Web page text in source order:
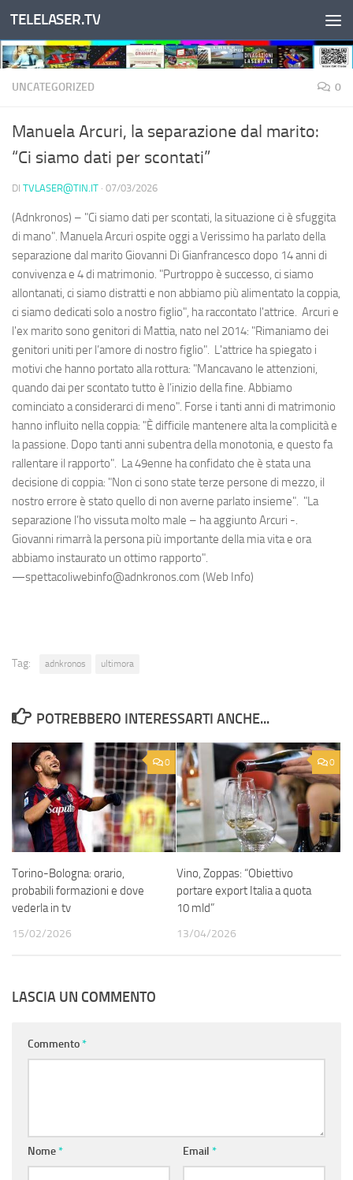
Salta al contenuto
TELELASER.TV
UNCATEGORIZED 0
Manuela Arcuri, la separazione dal marito:
“Ci siamo dati per scontati”
DI TVLASER@TIN.IT · 07/03/2026
(Adnkronos) – "Ci siamo dati per scontati, la situazione ci è sfuggita
di mano". Manuela Arcuri ospite oggi a Verissimo ha parlato della
separazione dal marito Giovanni Di Gianfrancesco dopo 14 anni di
convivenza e 4 di matrimonio. "Purtroppo è successo, ci siamo
allontanati, ci siamo distratti e non abbiamo più alimentato la coppia,
ci siamo dedicati solo a nostro figlio", ha raccontato l'attrice. Arcuri e
l'ex marito sono genitori di Mattia, nato nel 2014: "Rimaniamo dei
genitori uniti per l’amore di nostro figlio". L'attrice ha spiegato i
motivi che hanno portato alla rottura: "Mancavano le attenzioni,
quando dai per scontato tutto è l’inizio della fine. Abbiamo
cominciato a considerarci di meno". Forse i tanti anni di matrimonio
hanno influito nella coppia: "È difficile mantenere alta la complicità e
la passione. Dopo tanti anni subentra della monotonia, e questo fa
rallentare il rapporto". La 49enne ha confidato che è stata una
decisione di coppia: "Non ci sono state terze persone di mezzo, il
nostro errore è stato quello di non averne parlato insieme". "La
separazione l’ho vissuta molto male – ha aggiunto Arcuri -.
Giovanni rimarrà la persona più importante della mia vita e ora
abbiamo instaurato un ottimo rapporto".
—spettacoliwebinfo@adnkronos.com (Web Info)
Tag: adnkronos ultimora
POTREBBERO INTERESSARTI ANCHE...
0
Torino-Bologna: orario,
probabili formazioni e dove
vederla in tv
15/02/2026
0
Vino, Zoppas: “Obiettivo
portare export Italia a quota
10 mld”
13/04/2026
LASCIA UN COMMENTO
Commento*
Nome* Email *